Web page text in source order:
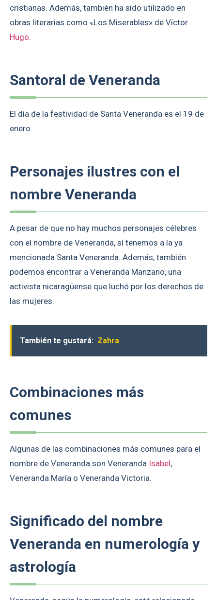
cristianas. Además, también ha sido utilizado en
obras literarias como «Los Miserables» de Víctor
Hugo.
Santoral de Veneranda
El día de la festividad de Santa Veneranda es el 19 de
enero.
Personajes ilustres con el
nombre Veneranda
A pesar de que no hay muchos personajes célebres
con el nombre de Veneranda, sí tenemos a la ya
mencionada Santa Veneranda. Además, también
podemos encontrar a Veneranda Manzano, una
activista nicaragüense que luchó por los derechos de
las mujeres.
También te gustará: Zahra
Combinaciones más
comunes
Algunas de las combinaciones más comunes para el
nombre de Veneranda son Veneranda Isabel,
Veneranda María o Veneranda Victoria.
Significado del nombre
Veneranda en numerología y
astrología